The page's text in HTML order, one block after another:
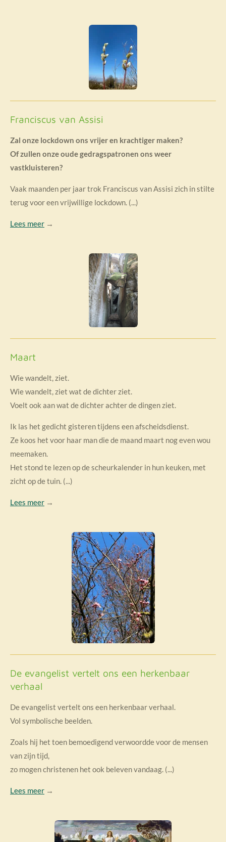
Franciscus van Assisi
Zal onze lockdown ons vrijer en krachtiger maken?
Of zullen onze oude gedragspatronen ons weer
vastkluisteren?
Vaak maanden per jaar trok Franciscus van Assisi zich in stilte
terug voor een vrijwillige lockdown. (...)
Lees meer →
Maart
Wie wandelt, ziet.
Wie wandelt, ziet wat de dichter ziet.
Voelt ook aan wat de dichter achter de dingen ziet.
Ik las het gedicht gisteren tijdens een afscheidsdienst.
Ze koos het voor haar man die de maand maart nog even wou
meemaken.
Het stond te lezen op de scheurkalender in hun keuken, met
zicht op de tuin. (...)
Lees meer →
De evangelist vertelt ons een herkenbaar
verhaal
De evangelist vertelt ons een herkenbaar verhaal.
Vol symbolische beelden.
Zoals hij het toen bemoedigend verwoordde voor de mensen
van zijn tijd,
zo mogen christenen het ook beleven vandaag. (...)
Lees meer →